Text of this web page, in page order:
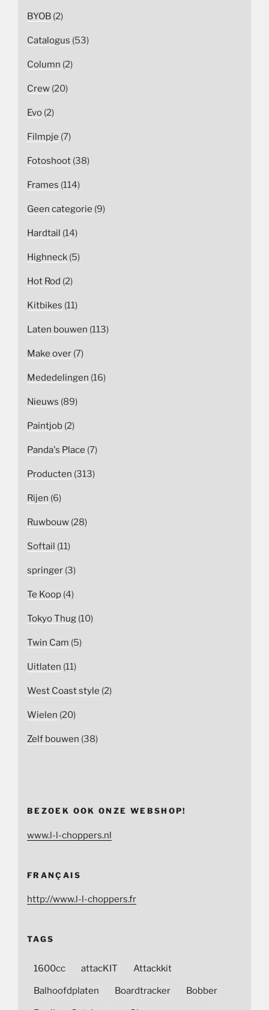
BYOB (2)
Catalogus (53)
Column (2)
Crew (20)
Evo (2)
Filmpje (7)
Fotoshoot (38)
Frames (114)
Geen categorie (9)
Hardtail (14)
Highneck (5)
Hot Rod (2)
Kitbikes (11)
Laten bouwen (113)
Make over (7)
Mededelingen (16)
Nieuws (89)
Paintjob (2)
Panda's Place (7)
Producten (313)
Rijen (6)
Ruwbouw (28)
Softail (11)
springer (3)
Te Koop (4)
Tokyo Thug (10)
Twin Cam (5)
Uitlaten (11)
West Coast style (2)
Wielen (20)
Zelf bouwen (38)
BEZOEK OOK ONZE WEBSHOP!
www.l-l-choppers.nl
FRANÇAIS
http://www.l-l-choppers.fr
TAGS
1600cc attacKIT Attackkit
Balhoofdplaten Boardtracker Bobber